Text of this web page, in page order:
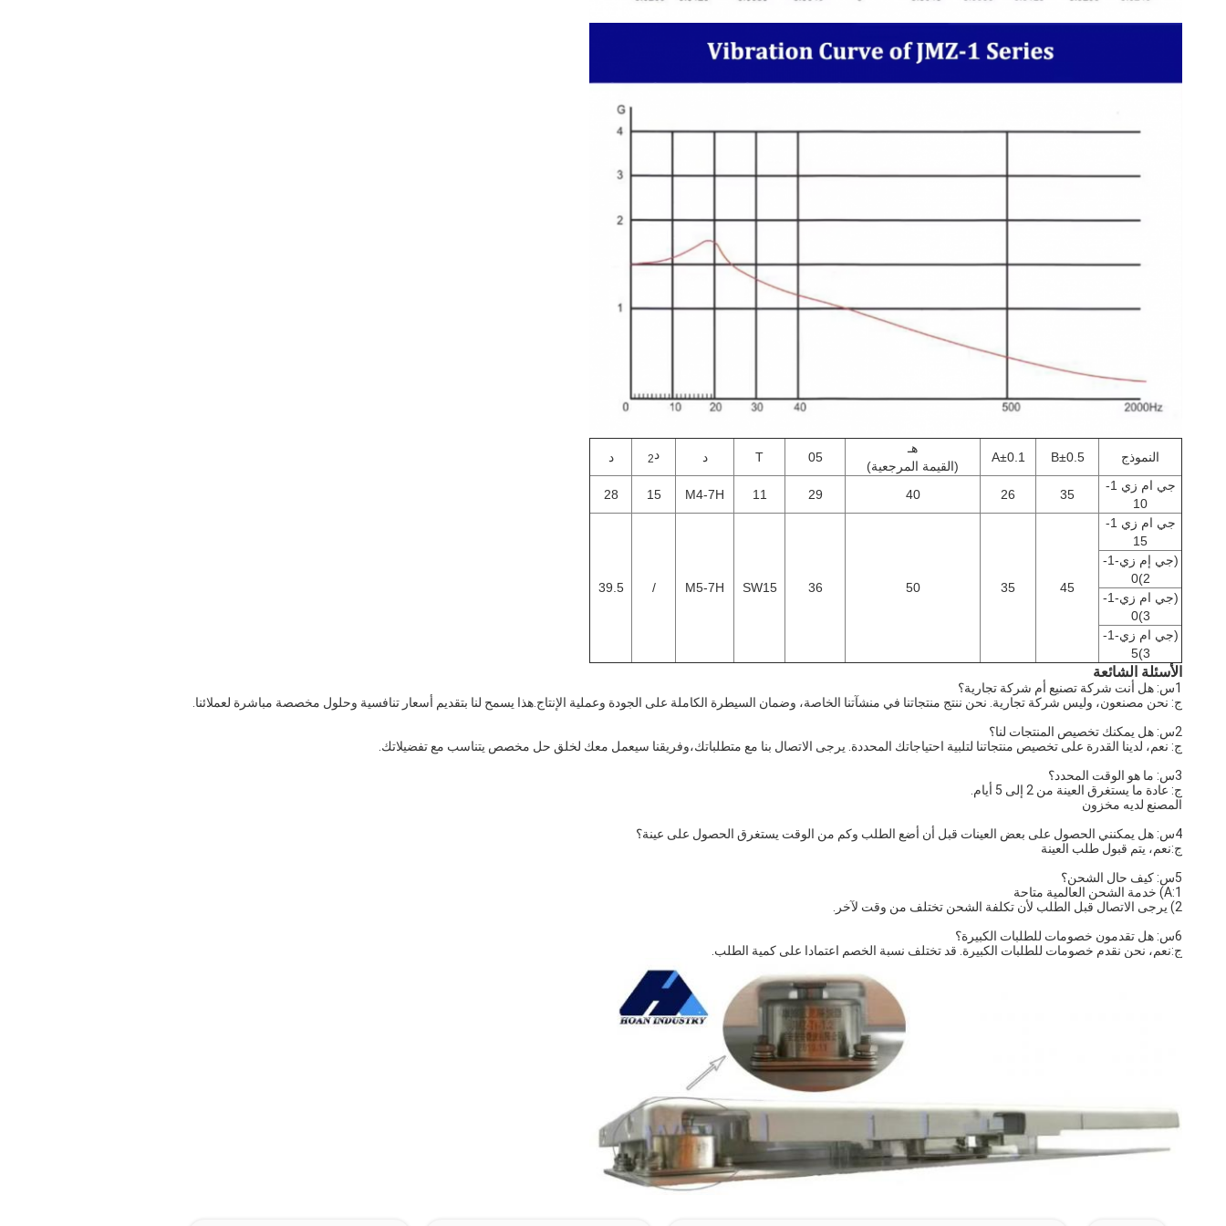
النموذج B±0.5
A±0.1
هـ
(القيمة المرجعية)
05
T د د 2
د
جي ام زي 1-
10
35
26
40
29
11
M4-7H
15
28
جي ام زي 1-
15
45
35
50
36
SW15
M5-7H
/
39.5
(جي إم زي-1-
2)0
(جي ام زي-1-
3)0
(جي ام زي-1-
3)5
الأسئلة الشائعة
1س: هل أنت شركة تصنيع أم شركة تجارية؟
ج: نحن مصنعون، وليس شركة تجارية. نحن ننتج منتجاتنا في منشآتنا الخاصة، وضمان السيطرة الكاملة على الجودة وعملية الإنتاج.هذا يسمح لنا بتقديم أسعار تنافسية وحلول مخصصة مباشرة لعملائنا.
2س: هل يمكنك تخصيص المنتجات لنا؟
ج: نعم، لدينا القدرة على تخصيص منتجاتنا لتلبية احتياجاتك المحددة. يرجى الاتصال بنا مع متطلباتك،وفريقنا سيعمل معك لخلق حل مخصص يتناسب مع تفضيلاتك.
3س: ما هو الوقت المحدد؟
ج: عادة ما يستغرق العينة من 2 إلى 5 أيام.
المصنع لديه مخزون
4س: هل يمكنني الحصول على بعض العينات قبل أن أضع الطلب وكم من الوقت يستغرق الحصول على عينة؟
ج:نعم، يتم قبول طلب العينة
5س: كيف حال الشحن؟
A:1) خدمة الشحن العالمية متاحة
2) يرجى الاتصال قبل الطلب لأن تكلفة الشحن تختلف من وقت لآخر.
6س: هل تقدمون خصومات للطلبات الكبيرة؟
ج:نعم، نحن نقدم خصومات للطلبات الكبيرة. قد تختلف نسبة الخصم اعتمادا على كمية الطلب.